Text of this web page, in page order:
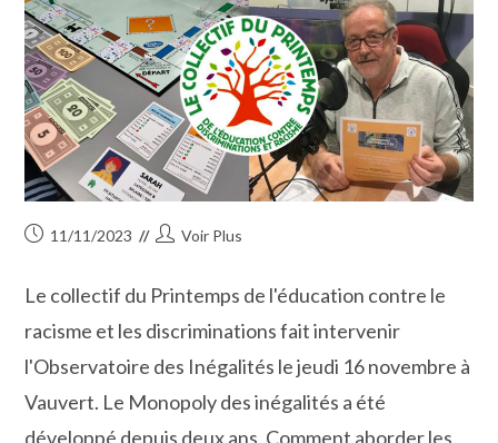
Publication
11/11/2023
Auteur/autrice
publication :
Voir Plus
Le collectif du Printemps de l'éducation contre le
racisme et les discriminations fait intervenir
l'Observatoire des Inégalités le jeudi 16 novembre à
Vauvert. Le Monopoly des inégalités a été
développé depuis deux ans. Comment aborder les